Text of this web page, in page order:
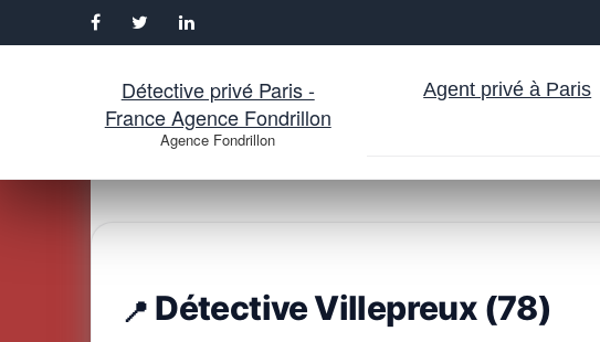
Aller
Détective privé Paris -
France Agence Fondrillon
Agence Fondrillon
Agent privé à Paris
Détective Villepreux (78)